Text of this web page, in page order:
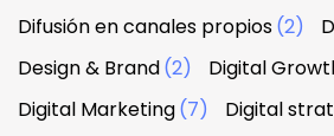
Difusión en canales propios(2)
Design & Brand(2) Digital
Digital Marketing(7) Digital